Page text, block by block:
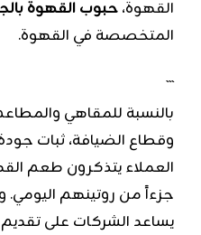
القهوة،حبوب القهوة
المتخصصة في القهوة.
بالنسبة للمقاهي والمطاعم
وقطاع الضيافة، ثبات جودة
العملاء يتذكرون طعم
جزءاً من روتينهم اليومي.
يساعد الشركات على تقديم